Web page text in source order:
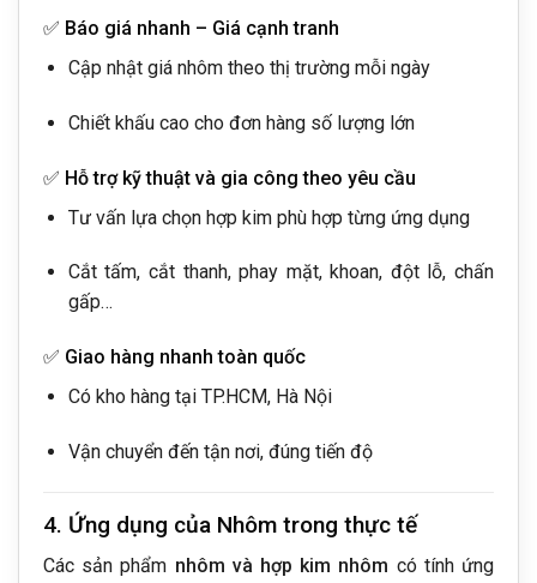
✅ Báo giá nhanh – Giá cạnh tranh
Cập nhật giá nhôm theo thị trường mỗi ngày
Chiết khấu cao cho đơn hàng số lượng lớn
✅ Hỗ trợ kỹ thuật và gia công theo yêu cầu
Tư vấn lựa chọn hợp kim phù hợp từng ứng dụng
Cắt tấm, cắt thanh, phay mặt, khoan, đột lỗ, chấn
gấp…
✅ Giao hàng nhanh toàn quốc
Có kho hàng tại TP.HCM, Hà Nội
Vận chuyển đến tận nơi, đúng tiến độ
4. Ứng dụng của Nhôm trong thực tế
Các sản phẩm nhôm và hợp kim nhôm có tính ứng